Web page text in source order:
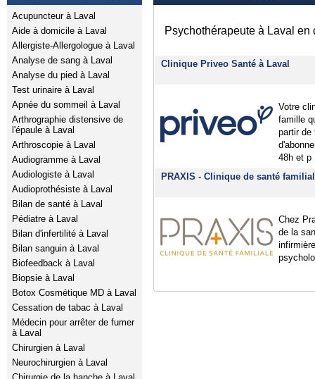
Acupuncteur à Laval
Aide à domicile à Laval
Allergiste-Allergologue à Laval
Analyse de sang à Laval
Analyse du pied à Laval
Test urinaire à Laval
Apnée du sommeil à Laval
Arthrographie distensive de
l'épaule à Laval
Arthroscopie à Laval
Audiogramme à Laval
Audiologiste à Laval
Audioprothésiste à Laval
Bilan de santé à Laval
Pédiatre à Laval
Bilan d'infertilité à Laval
Bilan sanguin à Laval
Biofeedback à Laval
Biopsie à Laval
Botox Cosmétique MD à Laval
Cessation de tabac à Laval
Médecin pour arrêter de fumer
à Laval
Chirurgien à Laval
Neurochirurgien à Laval
Psychothérapeute à Laval en
Clinique Priveo Santé à Laval
Votre
famille
partir de
48h et p
PRAXIS - Clinique de santé
Chez
de la